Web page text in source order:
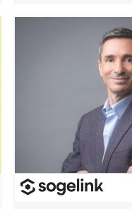
tegnspråkteater, og
profesjonell
kjernepublikum er den
befolkningen, men
åpne og tilgjengelige
en administrativ leder
økonomisk forståelse,
trygg forankring i det
miljøet. Stillingen er
videre utvikling – og
kombinerer faglig